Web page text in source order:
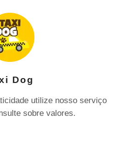
Dog
utilize nosso serviço
sobre valores.